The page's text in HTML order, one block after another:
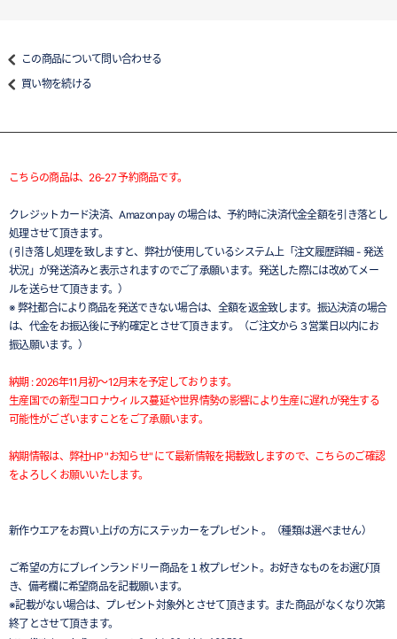
この商品について問い合わせる
買い物を続ける
こちらの商品は、26-27 予約商品です。
クレジットカード決済、Amazon pay の場合は、予約時に決済代金全額を引き落とし
処理させて頂きます。
( 引き落し処理を致しますと、弊社が使用しているシステム上「注文履歴詳細 - 発送
状況」が発送済みと表示されますのでご了承願います。発送した際には改めてメー
ルを送らせて頂きます。）
※ 弊社都合により商品を発送できない場合は、全額を返金致します。振込決済の場合
は、代金をお振込後に予約確定とさせて頂きます。（ご注文から３営業日以内にお
振込願います。）
納期 : 2026年11月初～12月末を予定しております。
生産国での新型コロナウィルス蔓延や世界情勢の影響により生産に遅れが発生する
可能性がございますことをご了承願います。
納期情報は、弊社HP "お知らせ" にて最新情報を掲載致しますので、こちらのご確認
をよろしくお願いいたします。
新作ウエアをお買い上げの方にステッカーをプレゼント 。（種類は選べません）
ご希望の方にブレインランドリー商品を１枚プレゼント。お好きなものをお選び頂
き、備考欄に希望商品を記載願います。
※記載がない場合は、プレゼント対象外とさせて頂きます。また商品がなくなり次第
終了とさせて頂きます。